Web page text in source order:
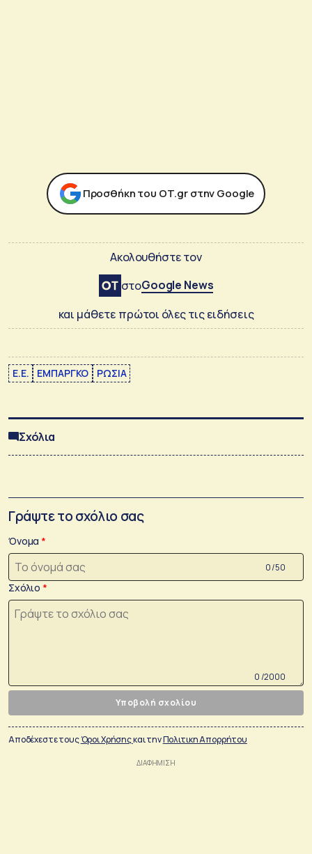
Προσθήκη του ΟΤ.gr στην Google
Ακολουθήστε τον
στοGoogle News
και μάθετε πρώτοι όλες τις ειδήσεις
Ε.Ε. ΕΜΠΑΡΓΚΟ ΡΩΣΙΑ
Σχόλια
Γράψτε το σχόλιο σας
Όνομα
0 /50
Σχόλιο
0 /2000
Υποβολή σχολίου
Αποδέχεστε τουςΌροι Χρήσηςκαι τηνΠολιτικη Απορρήτου